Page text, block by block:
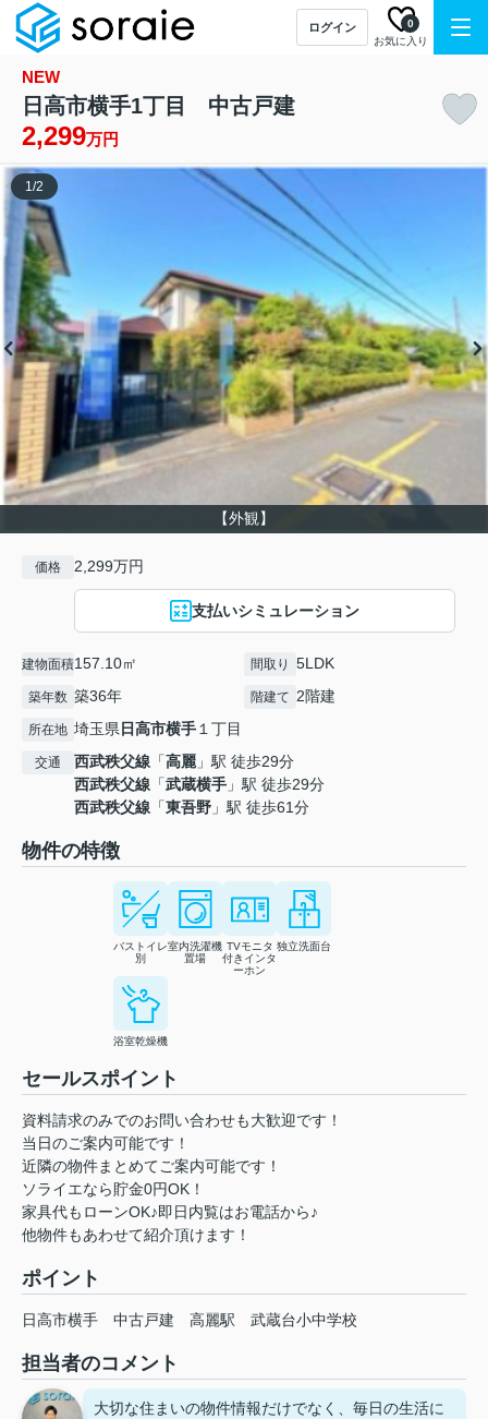
ログイン
お気に入り
0
NEW
日高市横手1丁目 中古戸建
2,299万円
【外観】
1/2
価格 2,299万円
支払いシミュレーション
建物面積157.10㎡ 間取り 5LDK
築年数 築36年 階建て 2階建
所在地 埼玉県日高市横手１丁目
交通 西武秩父線 「高麗 」駅 徒歩29分
西武秩父線 「武蔵横手 」駅 徒歩29分
西武秩父線 「東吾野 」駅 徒歩61分
物件の特徴
バストイレ
別
室内洗濯機
置場
TVモニタ
付きインタ
ーホン
独立洗面台
浴室乾燥機
セールスポイント
資料請求のみでのお問い合わせも大歓迎です！
当日のご案内可能です！
近隣の物件まとめてご案内可能です！
ソライエなら貯金0円OK！
家具代もローンOK♪即日内覧はお電話から♪
他物件もあわせて紹介頂けます！
ポイント
日高市横手 中古戸建 高麗駅 武蔵台小中学校
担当者のコメント
大切な住まいの物件情報だけでなく、毎日の生活に